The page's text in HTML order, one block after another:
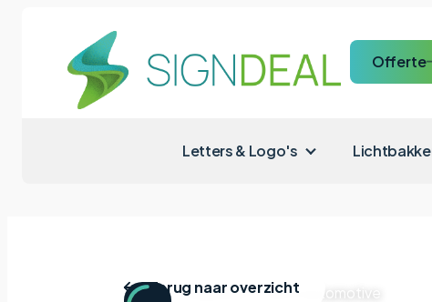
Offerte
Letters & Logo's
Terug naar overzicht
Home|Projecten|Vorst Automotive